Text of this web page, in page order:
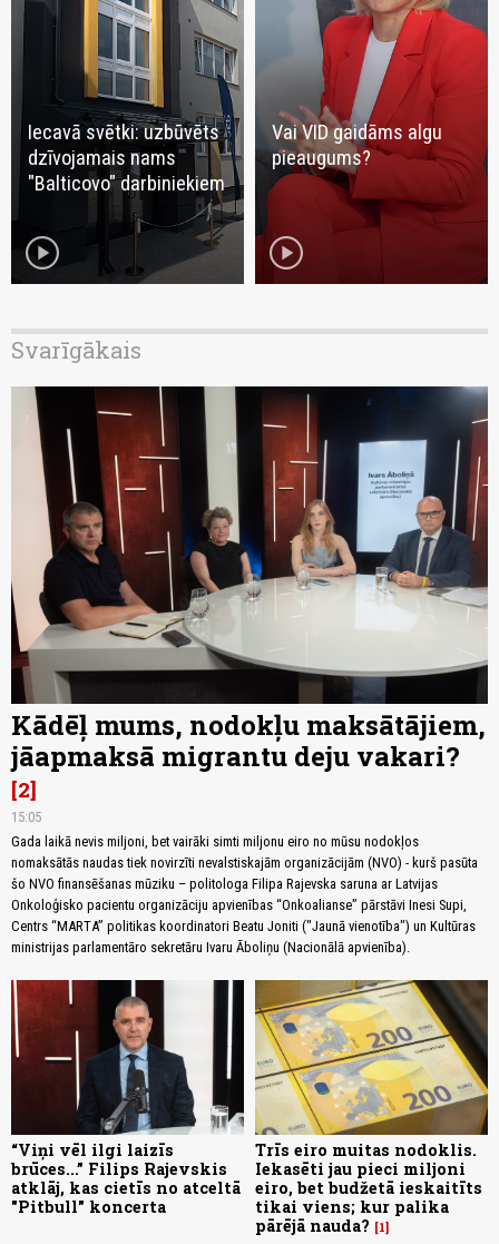
Iecavā svētki: uzbūvēts
dzīvojamais nams
"Balticovo" darbiniekiem
play_circle
Vai VID gaidāms algu
pieaugums?
play_circle
Svarīgākais
Kādēļ mums, nodokļu maksātājiem,
jāapmaksā migrantu deju vakari?
2
15:05
Gada laikā nevis miljoni, bet vairāki simti miljonu eiro no mūsu nodokļos
nomaksātās naudas tiek novirzīti nevalstiskajām organizācijām (NVO) - kurš pasūta
šo NVO finansēšanas mūziku – politologa Filipa Rajevska saruna ar Latvijas
Onkoloģisko pacientu organizāciju apvienības “Onkoalianse” pārstāvi Inesi Supi,
Centrs “MARTA” politikas koordinatori Beatu Joniti ("Jaunā vienotība") un Kultūras
ministrijas parlamentāro sekretāru Ivaru Āboliņu (Nacionālā apvienība).
“Viņi vēl ilgi laizīs
brūces...” Filips Rajevskis
atklāj, kas cietīs no atceltā
"Pitbull" koncerta
Trīs eiro muitas nodoklis.
Iekasēti jau pieci miljoni
eiro, bet budžetā ieskaitīts
tikai viens; kur palika
pārējā nauda?
1